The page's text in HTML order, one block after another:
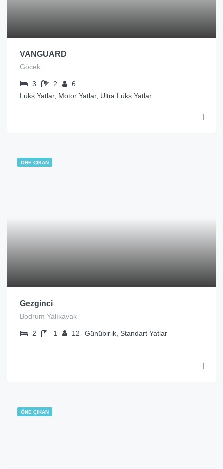
VANGUARD
Göcek
3 2
6
Lüks Yatlar, Motor Yatlar, Ultra Lüks Yatlar
ÖNE ÇIKAN
Gezginci
Bodrum Yalıkavak
2 1 12 Günübirlik, Standart Yatlar
ÖNE ÇIKAN